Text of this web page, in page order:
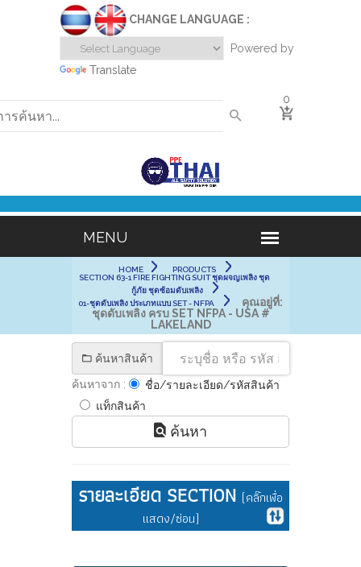
CHANGE LANGUAGE :
Powered by
Translate
0
HOME
PRODUCTS
SECTION 63-1 FIRE FIGHTING SUIT ชุดผจญเพลิง ชุด
กู้ภัย ชุดซ้อมดับเพลิง
01-ชุดดับเพลิง ประเภทแบบ SET - NFPA
คุณอยู่ที่:
ชุดดับเพลิง ครบ SET NFPA - USA #
LAKELAND
ค้นหาสินค้า
ค้นหาจาก :
ชื่อ/รายละเอียด/รหัสสินค้า
แท็กสินค้า
ค้นหา
รายละเอียด SECTION (คลิ๊กเพื่อ
แสดง/ซ่อน)